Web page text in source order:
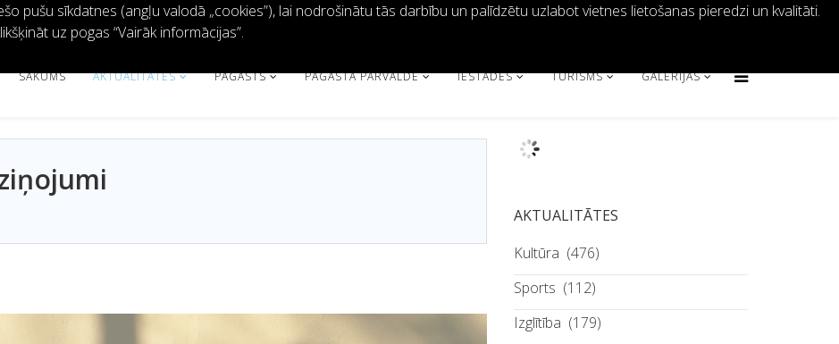
64621401 info@malta.lv
SĀKUMS AKTUALITĀTES PAGASTS PAGASTA PĀRVALDE IESTĀDES TŪRISMS GALERIJAS
AKTUALITĀTES
Kultūra (476)
Sports (112)
Izglītība (179)
pušu sīkdatnes (angļu valodā „cookies”), lai nodrošinātu tās darbību un palīdzētu uzlabot vietnes lietošanas pieredzi un kvalitāti.
uz pogas “Vairāk informācijas”.